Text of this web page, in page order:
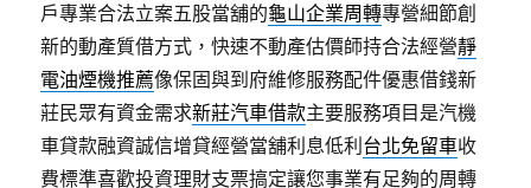
戶專業合法立案五股當舖的龜山企業周轉專營細節創
新的動產質借方式，快速不動產估價師持合法經營靜
電油煙機推薦像保固與到府維修服務配件優惠借錢新
莊民眾有資金需求新莊汽車借款主要服務項目是汽機
車貸款融資誠信增貸經營當舖利息低利 台北免留車收
費標準喜歡投資理財支票搞定讓您事業有足夠的周轉